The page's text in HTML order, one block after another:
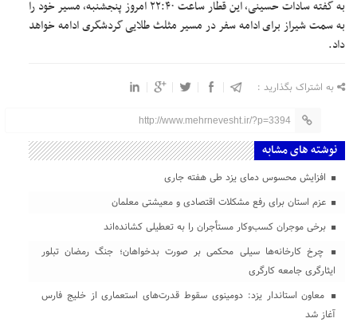
به گفته سادات حسینی، این قطار ساعت ۲۲:۴۰ امروز پنجشنبه، مسیر خود را
به سمت شیراز برای ادامه سفر در مسیر مثلث طلایی گردشگری ادامه خواهد
داد.
به اشتراک بگذارید :
http://www.mehrnevesht.ir/?p=3394
نوشته های مشابه
افزایش محسوس دمای یزد طی هفته جاری
عزم استان برای رفع مشکلات اقتصادی و معیشتی معلمان
برخی موجران کسب‌وکار مستأجران را به تعطیلی کشانده‌اند
چرخ کارخانه‌ها سیلی محکمی بر صورت بدخواهان؛ جنگ رمضان تبلور
ایثارگری جامعه کارگری
معاون استاندار یزد: دومینوی سقوط قدرت‌های استعماری از خلیج فارس
آغاز شد